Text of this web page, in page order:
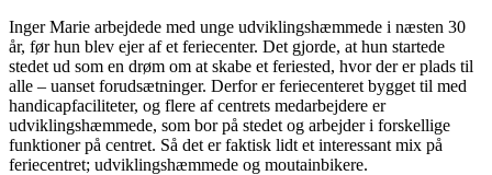
Inger Marie arbejdede med unge udviklingshæmmede i næsten 30
år, før hun blev ejer af et feriecenter. Det gjorde, at hun startede
stedet ud som en drøm om at skabe et feriested, hvor der er plads til
alle – uanset forudsætninger. Derfor er feriecenteret bygget til med
handicapfaciliteter, og flere af centrets medarbejdere er
udviklingshæmmede, som bor på stedet og arbejder i forskellige
funktioner på centret. Så det er faktisk lidt et interessant mix på
feriecentret; udviklingshæmmede og moutainbikere.